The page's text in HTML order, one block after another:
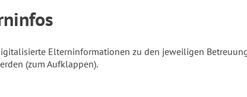
Elterninformationen zu den jeweiligen
(zum Aufklappen).